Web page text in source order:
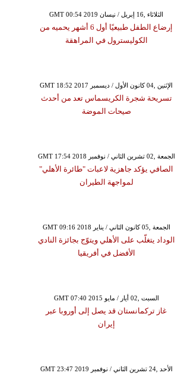
GMT 00:54 2019 الثلاثاء ,16 إبريل / نيسان
إرضاع الطفل طبيعيًا أول 6 أشهر يحميه من
الكوليسترول في المراهقة
GMT 18:52 2017 الإثنين ,04 كانون الأول / ديسمبر
تسريحة شجرة الكريسماس تعد من أحدث
صيحات الموضة
GMT 17:54 2018 الجمعة ,02 تشرين الثاني / نوفمبر
الصافي يؤكد جاهزية لاعبات "طائرة الأهلي"
لمواجهة الطيران
GMT 09:16 2018 الجمعة ,05 كانون الثاني / يناير
الوداد يتغلّب على الأهلي ويتوّج بجائزة النادي
الأفضل في أفريقيا
GMT 07:40 2015 السبت ,02 أيار / مايو
غاز تركمانستان قد يصل إلى أوروبا عبر
إيران
GMT 23:47 2019 الأحد ,24 تشرين الثاني / نوفمبر